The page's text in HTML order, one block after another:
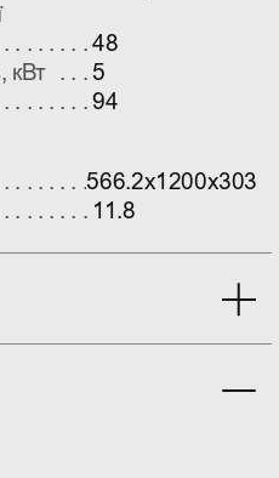
48
кВт
5
94
566.2x1200x303
11.8
монтажу будь-
асортименту нашого
під кожен об'єкт